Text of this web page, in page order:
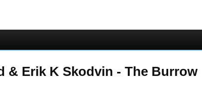
& Erik K Skodvin - The Burrow